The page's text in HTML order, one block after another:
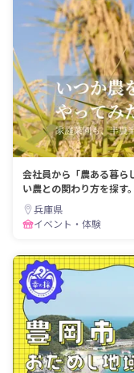
会社員から「農ある暮ら
い農との関わり方を探す。
兵庫県
イベント・体験